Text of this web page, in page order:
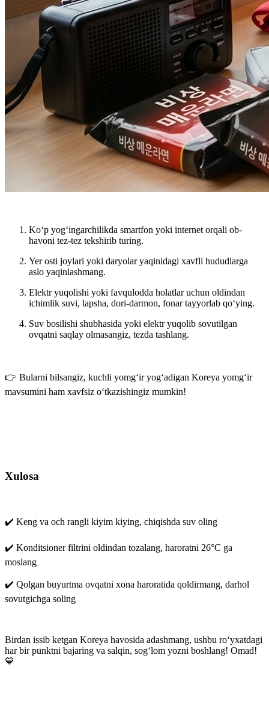
Ko‘p yog‘ingarchilikda smartfon yoki internet orqali ob-
havoni tez-tez tekshirib turing.
Yer osti joylari yoki daryolar yaqinidagi xavfli hududlarga
aslo yaqinlashmang.
Elektr yuqolishi yoki favqulodda holatlar uchun oldindan
ichimlik suvi, lapsha, dori-darmon, fonar tayyorlab qo‘ying.
Suv bosilishi shubhasida yoki elektr yuqolib sovutilgan
ovqatni saqlay olmasangiz, tezda tashlang.
👉 Bularni bilsangiz, kuchli yomg‘ir yog‘adigan Koreya yomg‘ir
mavsumini ham xavfsiz o‘tkazishingiz mumkin!
Xulosa
✔️ Keng va och rangli kiyim kiying, chiqishda suv oling
✔️ Konditsioner filtrini oldindan tozalang, haroratni 26°C ga
moslang
✔️ Qolgan buyurtma ovqatni xona haroratida qoldirmang, darhol
sovutgichga soling
Birdan issib ketgan Koreya havosida adashmang, ushbu ro‘yxatdagi
har bir punktni bajaring va salqin, sog‘lom yozni boshlang! Omad!
💙